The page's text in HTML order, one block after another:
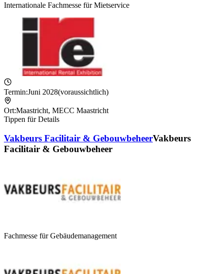
Internationale Fachmesse für Mietservice
Termin:Juni 2028(voraussichtlich)
Ort:Maastricht, MECC Maastricht
Tippen für Details
Vakbeurs Facilitair & GebouwbeheerVakbeurs
Facilitair & Gebouwbeheer
Fachmesse für Gebäudemanagement